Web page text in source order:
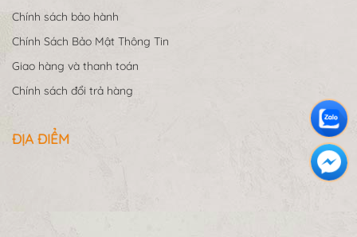
Chính sách bảo hành
Chính Sách Bảo Mật Thông Tin
Giao hàng và thanh toán
Chính sách đổi trả hàng
ĐỊA ĐIỂM